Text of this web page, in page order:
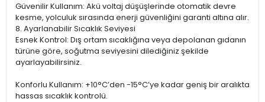
Güvenilir Kullanım: Akü voltaj düşüşlerinde otomatik devre
kesme, yolculuk sırasında enerji güvenliğini garanti altına alır.
8. Ayarlanabilir Sıcaklık Seviyesi
Esnek Kontrol: Dış ortam sıcaklığına veya depolanan gıdanın
türüne göre, soğutma seviyesini dilediğiniz şekilde
ayarlayabilirsiniz.
Konforlu Kullanım: +10°C’den -15°C’ye kadar geniş bir aralıkta
hassas sıcaklık kontrolü.